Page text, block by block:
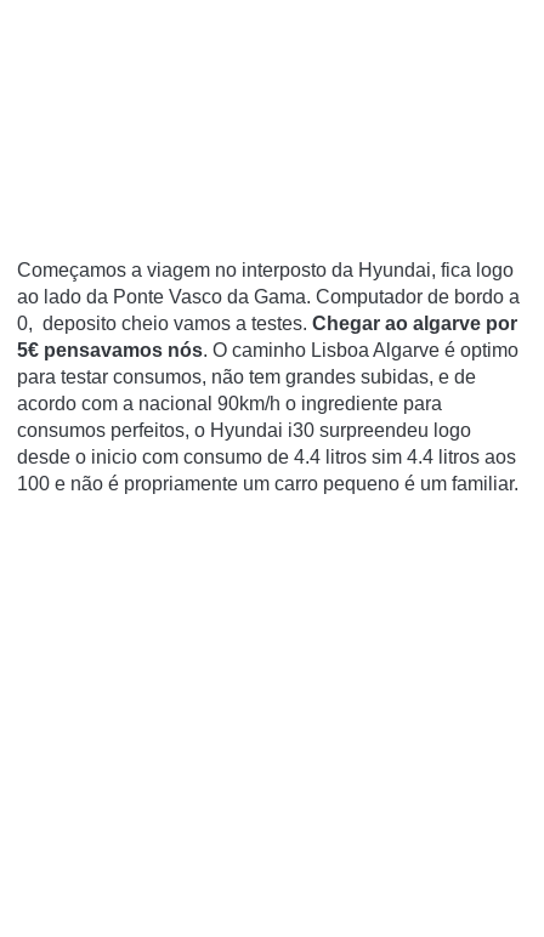
Começamos a viagem no interposto da Hyundai, fica logo
ao lado da Ponte Vasco da Gama. Computador de bordo a
0, deposito cheio vamos a testes. Chegar ao algarve por
5€ pensavamos nós. O caminho Lisboa Algarve é optimo
para testar consumos, não tem grandes subidas, e de
acordo com a nacional 90km/h o ingrediente para
consumos perfeitos, o Hyundai i30 surpreendeu logo
desde o inicio com consumo de 4.4 litros sim 4.4 litros aos
100 e não é propriamente um carro pequeno é um familiar.